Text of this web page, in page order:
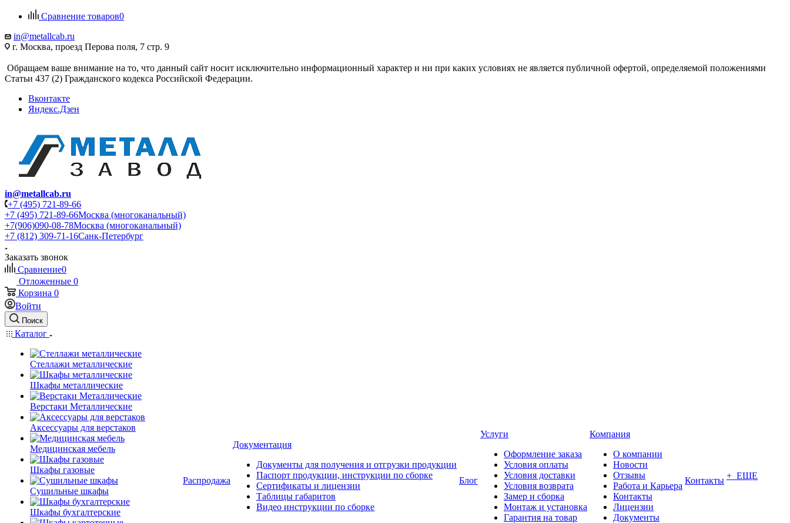
Сравнение товаров0
in@metallcab.ru
г. Москва, проезд Перова поля, 7 стр. 9
Обращаем ваше внимание на то, что данный сайт носит исключительно информационный характер и ни при каких условиях не является публичной офертой, определяемой положениями
Статьи 437 (2) Гражданского кодекса Российской Федерации.
Вконтакте
Яндекс.Дзен
in@metallcab.ru
+7 (495) 721-89-66
+7 (495) 721-89-66Москва (многоканальный)
+7(906)090-08-78Москва (многоканальный)
+7 (812) 309-71-16Санк-Петербург
Заказать звонок
Сравнение0
Отложенные 0
Корзина 0
Войти
Поиск
Каталог
Стеллажи металлические
Шкафы металлические
Верстаки Металлические
Аксессуары для верстаков
Медицинская мебель
Шкафы газовые
Сушильные шкафы
Шкафы бухгалтерские
Распродажа
Документация
Документы для получения и отгрузки продукции
Паспорт продукции, инструкции по сборке
Сертификаты и лицензии
Таблицы габаритов
Видео инструкции по сборке
Блог
Услуги
Оформление заказа
Условия оплаты
Условия доставки
Условия возврата
Замер и сборка
Монтаж и установка
Гарантия на товар
Компания
О компании
Новости
Отзывы
Работа и Карьера
Контакты
Лицензии
Документы
Контакты + ЕЩЕ